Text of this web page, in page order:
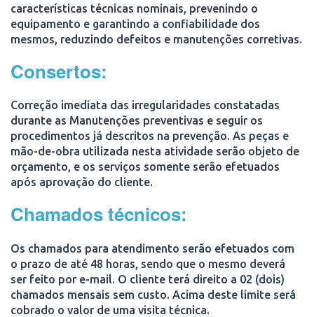
características técnicas nominais, prevenindo o
equipamento e garantindo a confiabilidade dos
mesmos, reduzindo defeitos e manutenções corretivas.
Consertos:
Correção imediata das irregularidades constatadas
durante as Manutenções preventivas e seguir os
procedimentos já descritos na prevenção. As peças e
mão-de-obra utilizada nesta atividade serão objeto de
orçamento, e os serviços somente serão efetuados
após aprovação do cliente.
Chamados técnicos:
Os chamados para atendimento serão efetuados com
o prazo de até 48 horas, sendo que o mesmo deverá
ser feito por e-mail. O cliente terá direito a 02 (dois)
chamados mensais sem custo. Acima deste limite será
cobrado o valor de uma visita técnica.